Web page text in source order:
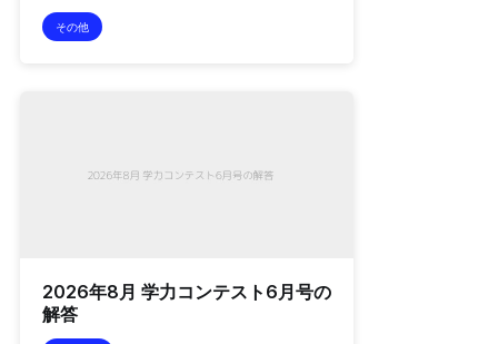
その他
2026年8月 学力コンテスト6月号の
解答